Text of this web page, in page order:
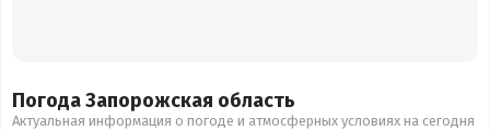
Погода Запорожская область
Актуальная информация о погоде и атмосферных условиях на сегодня